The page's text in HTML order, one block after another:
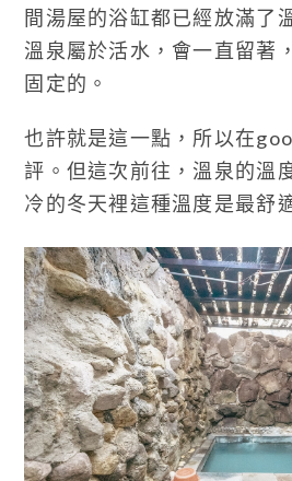
間湯屋的浴缸都已經放滿了
溫泉屬於活水，會一直留著
固定的。
也許就是這一點，所以在
評。但這次前往，溫泉的溫
冷的冬天裡這種溫度是最舒